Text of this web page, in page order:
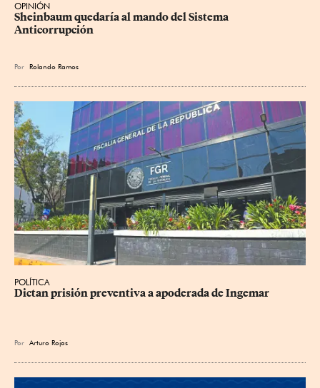
OPINIÓN
Sheinbaum quedaría al mando del Sistema
Anticorrupción
Por Rolando Ramos
POLÍTICA
Dictan prisión preventiva a apoderada de Ingemar
Por Arturo Rojas